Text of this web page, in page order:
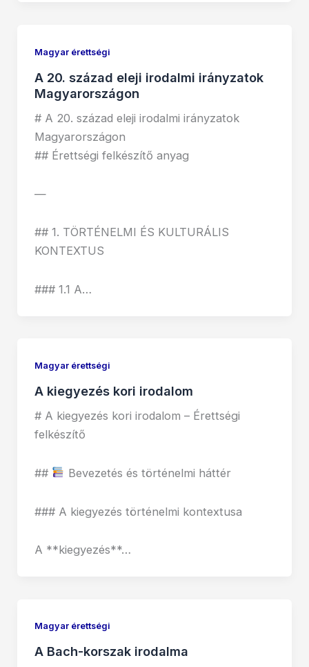
Magyar érettségi
A 20. század eleji irodalmi irányzatok
Magyarországon
# A 20. század eleji irodalmi irányzatok
Magyarországon
## Érettségi felkészítő anyag
—
## 1. TÖRTÉNELMI ÉS KULTURÁLIS
KONTEXTUS
### 1.1 A…
Magyar érettségi
A kiegyezés kori irodalom
# A kiegyezés kori irodalom – Érettségi
felkészítő
## Bevezetés és történelmi háttér
### A kiegyezés történelmi kontextusa
A **kiegyezés**…
Magyar érettségi
A Bach-korszak irodalma